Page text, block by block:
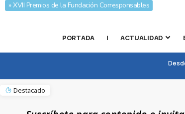
» XVII Premios de la Fundación Corresponsables
PORTADA | ACTUALIDAD
Destacado